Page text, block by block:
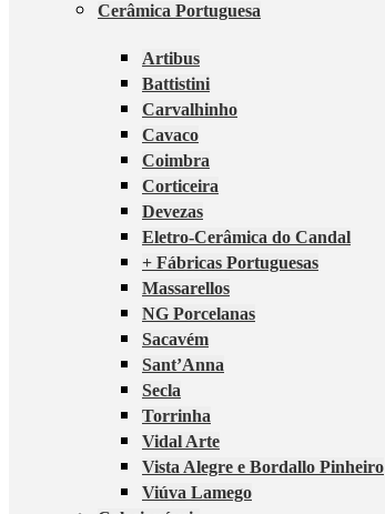
Cerâmica Portuguesa
Artibus
Battistini
Carvalhinho
Cavaco
Coimbra
Corticeira
Devezas
Eletro-Cerâmica do Candal
+ Fábricas Portuguesas
Massarellos
NG Porcelanas
Sacavém
Sant’Anna
Secla
Torrinha
Vidal Arte
Vista Alegre e Bordallo Pinheiro
Viúva Lamego